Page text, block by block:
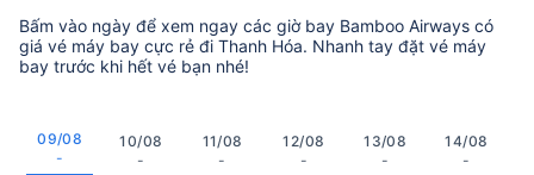
Bấm vào ngày để xem ngay các giờ bay Bamboo Airways có
giá vé máy bay cực rẻ đi Thanh Hóa. Nhanh tay đặt vé máy
bay trước khi hết vé bạn nhé!
09/08
-
10/08
-
11/08
-
12/08
-
13/08
-
14/08
-